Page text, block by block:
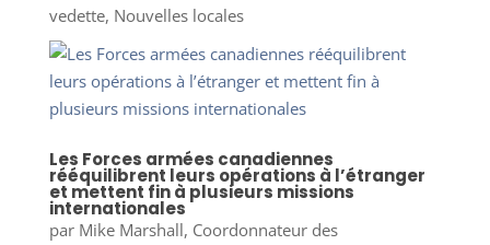
vedette, Nouvelles locales
Les Forces armées canadiennes
rééquilibrent leurs opérations à l’étranger
et mettent fin à plusieurs missions
internationales
par Mike Marshall, Coordonnateur des